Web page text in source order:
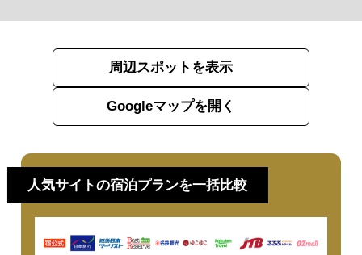
周辺スポットを表示
Googleマップを開く
人気サイトの宿泊プランを一括比較